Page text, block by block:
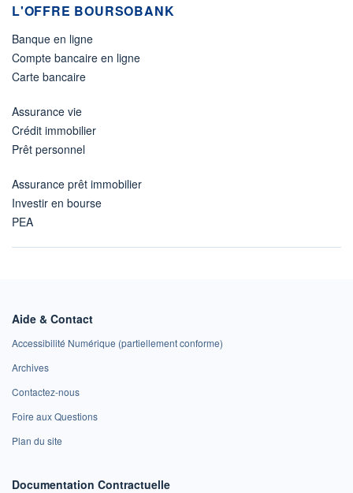
L'OFFRE BOURSOBANK
Banque en ligne
Compte bancaire en ligne
Carte bancaire
Assurance vie
Crédit immobilier
Prêt personnel
Assurance prêt immobilier
Investir en bourse
PEA
Aide & Contact
Accessibilité Numérique (partiellement conforme)
Archives
Contactez-nous
Foire aux Questions
Plan du site
Documentation Contractuelle